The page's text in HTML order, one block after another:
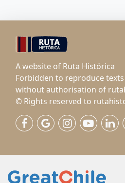
A website of Ruta Histórica
Forbidden to reproduce
without authorisation of
© Rights reserved to